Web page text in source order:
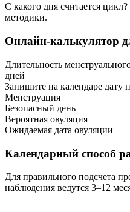
С какого дня считается
методики.
Онлайн-калькулятор
Длительность
дней
Запишите на календаре дату
Менструация
Безопасный день
Вероятная овуляция
Ожидаемая дата овуляции
Календарный способ
Для правильного подсчета
наблюдения ведутся 3–12